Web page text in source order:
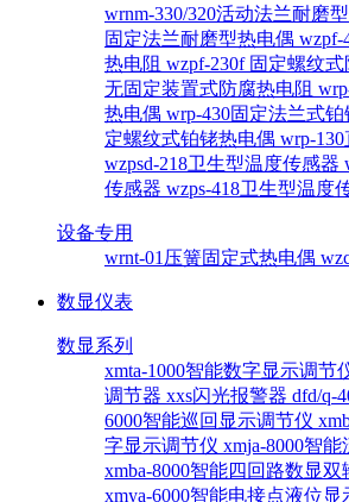
wrnm-330/320活动法兰耐磨
固定法兰耐磨型热电偶 wzpf-
热电阻 wzpf-230f 固定螺纹式
无固定装置式防腐热电阻
热电偶 wrp-430固定法兰式
定螺纹式铂铑热电偶 wrp-
wzpsd-218卫生型温度传感器
传感器 wzps-418卫生型温度
设备专用
wrnt-01压簧固定式热电偶
数显仪表
数显系列
xmta-1000智能数字显示调节
调节器 xxs闪光报警器 dfd/q-
6000智能巡回显示调节仪
字显示调节仪 xmja-8000智
xmba-8000智能四回路数显
xmya-6000智能电接点液位显